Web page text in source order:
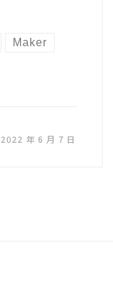
Maker
2022 年 6 月 7 日